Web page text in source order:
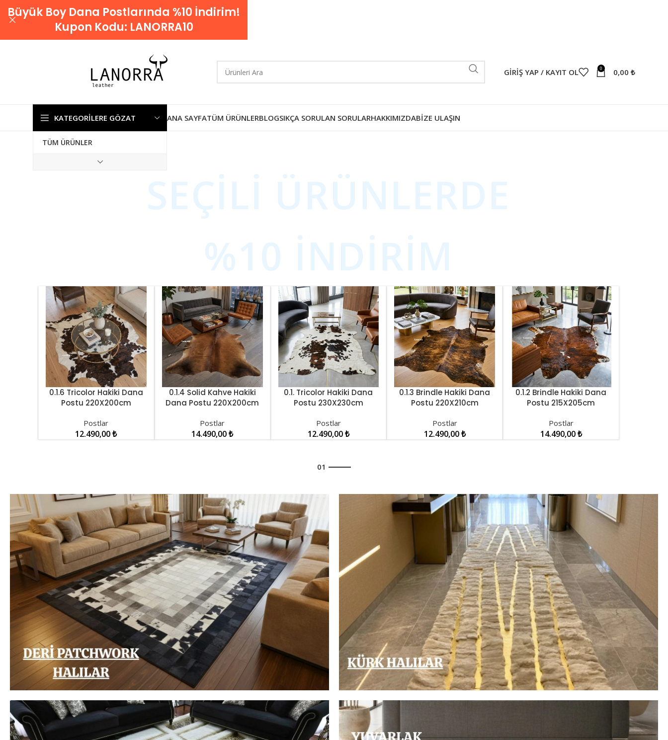
GIRIŞ YAP / KAYIT OL 0 0,00 ₺
KATEGORILERE GÖZAT
TÜM ÜRÜNLER
ANA SAYFATÜM ÜRÜNLERBLOGSIKÇA SORULAN SORULARHAKKIMIZDABIZE ULAŞIN
SEPETE EKLE
0.1.6 Tricolor Hakiki Dana
Postu 220X200cm
Postlar
12.490,00₺
SEPETE EKLE
0.1.4 Solid Kahve Hakiki
Dana Postu 220X200cm
Postlar
14.490,00₺
SEPETE EKLE
0.1. Tricolor Hakiki Dana
Postu 230X230cm
Postlar
12.490,00₺
SEPETE EKLE
0.1.3 Brindle Hakiki Dana
Postu 220X210cm
Postlar
12.490,00₺
SEPETE EKLE
0.1.2 Brindle Hakiki Dana
Postu 215X205cm
Postlar
14.490,00₺
Büyük Boy Dana Postlarında %10 İndirim!
Kupon Kodu: LANORRA10